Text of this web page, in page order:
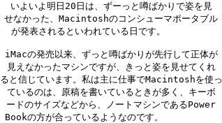
いよいよ明日20日は、ずーっと噂ばかりで姿を見
せなかった、Macintoshのコンシューマポータブル
が発表されるといわれている日です。
iMacの発売以来、ずっと噂ばかりが先行して正体が
見えなかったマシンですが、きっと姿を見せてくれ
ると信じています。私は主に仕事でMacintoshを使っ
ているのは、原稿を書いているときが多く、キーボ
ードのサイズなどから、ノートマシンであるPower
Bookの方が合っているようなのです。